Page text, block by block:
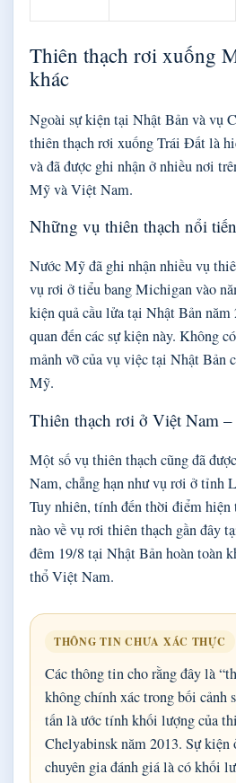
Thiên thạch rơi xuống
khác
Ngoài sự kiện tại Nhật Bản và vụ
thiên thạch rơi xuống Trái Đất là
và đã được ghi nhận ở nhiều nơi
Mỹ và Việt Nam.
Những vụ thiên thạch nổi
Nước Mỹ đã ghi nhận nhiều vụ
vụ rơi ở tiểu bang Michigan vào
kiện quả cầu lửa tại Nhật Bản
quan đến các sự kiện này. Không
mảnh vỡ của vụ việc tại Nhật Bản
Mỹ.
Thiên thạch rơi ở Việt Nam
Một số vụ thiên thạch cũng đã
Nam, chẳng hạn như vụ rơi ở tỉnh
Tuy nhiên, tính đến thời điểm
nào về vụ rơi thiên thạch gần đây
đêm 19/8 tại Nhật Bản hoàn toàn
thổ Việt Nam.
THÔNG TIN CHƯA XÁC THỰC
Các thông tin cho rằng đây là
không chính xác trong bối cảnh
tấn là ước tính khối lượng của
Chelyabinsk năm 2013. Sự kiện
chuyên gia đánh giá là có khối